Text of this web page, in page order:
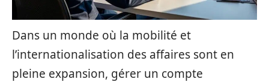
Dans un monde où la mobilité et
l’internationalisation des affaires sont en
pleine expansion, gérer un compte